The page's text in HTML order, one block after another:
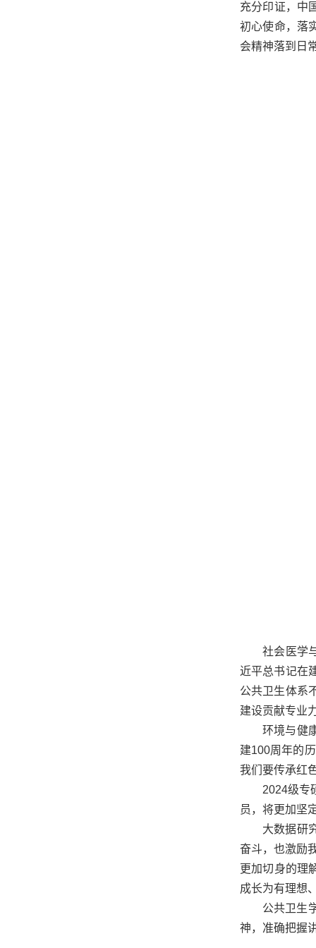
充分印证，中
初心使命，落
会精神落到日
社会医学
近平总书记在
公共卫生体系
建设贡献专业
环境与健
建100周年的
我们要传承红
2024级专
员，将更加坚
大数据研
奋斗，也激励
更加切身的理
成长为有理想
公共卫生
神，准确把握